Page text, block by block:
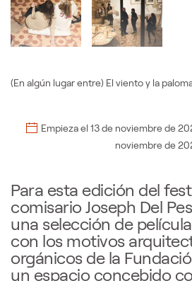
(En algún lugar entre) El viento y la
Empieza el 13 de noviembre de
noviembre de
Para esta edición del
comisario Joseph Del
una selección de
con los motivos
orgánicos de la
un espacio concebido